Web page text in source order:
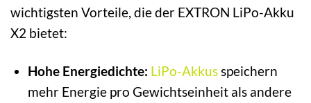
wichtigsten Vorteile, die der EXTRON LiPo-Akku
X2 bietet:
Hohe Energiedichte: LiPo-Akkusspeichern
mehr Energie pro Gewichtseinheit als andere